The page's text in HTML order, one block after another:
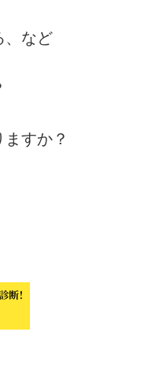
など
？
すか？